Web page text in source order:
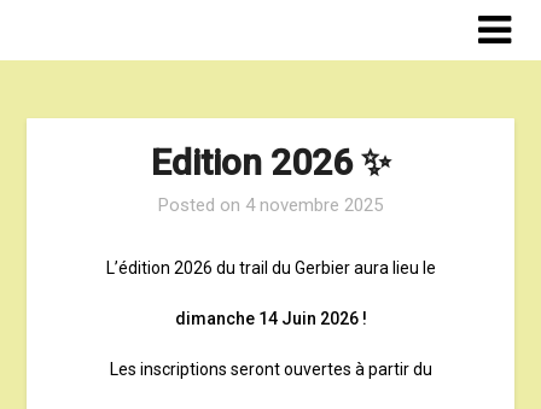
Edition 2026 ✨
Posted on 4 novembre 2025
L’édition 2026 du trail du Gerbier aura lieu le
dimanche 14 Juin 2026 !
Les inscriptions seront ouvertes à partir du